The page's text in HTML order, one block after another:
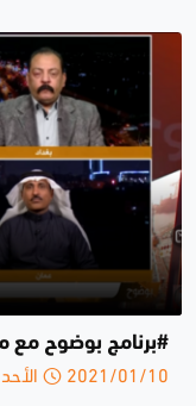
#برنامج بوضوح مع محمد
2021/01/10 الأحد 11:46 ص